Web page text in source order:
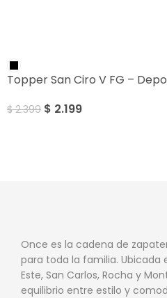
Topper San Ciro V FG –
$2.399 $ 2.199
Once es la cadena de
para toda la familia. Ubicada
Este, San Carlos, Rocha y
equilibrio entre estilo y